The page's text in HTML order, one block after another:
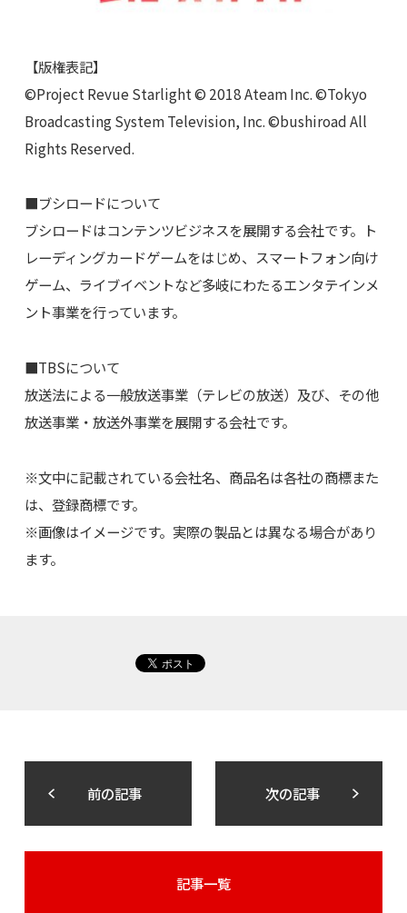
【版権表記】
©Project Revue Starlight © 2018 Ateam Inc. ©Tokyo
Broadcasting System Television, Inc. ©bushiroad All
Rights Reserved.
■ブシロードについて
ブシロードはコンテンツビジネスを展開する会社です。ト
レーディングカードゲームをはじめ、スマートフォン向け
ゲーム、ライブイベントなど多岐にわたるエンタテインメ
ント事業を行っています。
■TBSについて
放送法による一般放送事業（テレビの放送）及び、その他
放送事業・放送外事業を展開する会社です。
※文中に記載されている会社名、商品名は各社の商標また
は、登録商標です。
※画像はイメージです。実際の製品とは異なる場合があり
ます。
前の記事 次の記事
記事一覧